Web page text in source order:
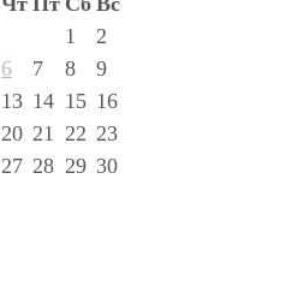
1
2
6 7 8
9
13 14 15 16
20 21 22 23
27 28 29 30